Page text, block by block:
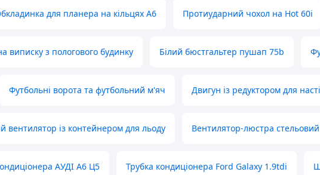
для планера на кільцях А6 Протиударний чохол на Hot 60i
з пологового будинку Білий бюстгальтер пушап 75b
Футбольні ворота та футбольний м'яч Двигун із редуктором для
вентилятор із контейнером для льоду Вентилятор-люстра
АУДІ А6 Ц5 Трубка кондиціонера Ford Galaxy 1.9tdi